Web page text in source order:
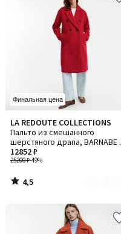
Финальная цена
LA REDOUTE COLLECTIONS
Пальто из смешанного
шерстяного драпа, BARNABE /
БАРНАБE
25200 ₽-49%
12852 ₽
4,5
/ 5
Количество
цветов:
2
4,5
/